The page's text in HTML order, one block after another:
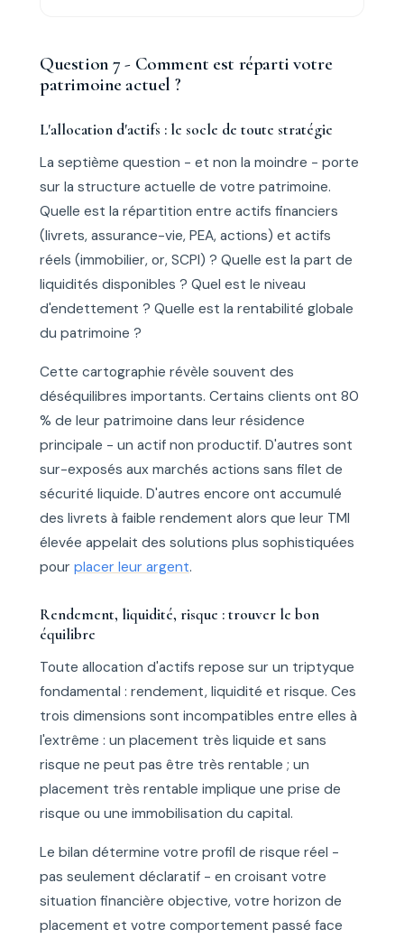
Question 7 - Comment est réparti votre
patrimoine actuel ?
L'allocation d'actifs : le socle de toute stratégie
La septième question - et non la moindre - porte
sur la structure actuelle de votre patrimoine.
Quelle est la répartition entre actifs financiers
(livrets, assurance-vie, PEA, actions) et actifs
réels (immobilier, or, SCPI) ? Quelle est la part de
liquidités disponibles ? Quel est le niveau
d'endettement ? Quelle est la rentabilité globale
du patrimoine ?
Cette cartographie révèle souvent des
déséquilibres importants. Certains clients ont 80
% de leur patrimoine dans leur résidence
principale - un actif non productif. D'autres sont
sur-exposés aux marchés actions sans filet de
sécurité liquide. D'autres encore ont accumulé
des livrets à faible rendement alors que leur TMI
élevée appelait des solutions plus sophistiquées
pour placer leur argent.
Rendement, liquidité, risque : trouver le bon
équilibre
Toute allocation d'actifs repose sur un triptyque
fondamental : rendement, liquidité et risque. Ces
trois dimensions sont incompatibles entre elles à
l'extrême : un placement très liquide et sans
risque ne peut pas être très rentable ; un
placement très rentable implique une prise de
risque ou une immobilisation du capital.
Le bilan détermine votre profil de risque réel -
pas seulement déclaratif - en croisant votre
situation financière objective, votre horizon de
placement et votre comportement passé face